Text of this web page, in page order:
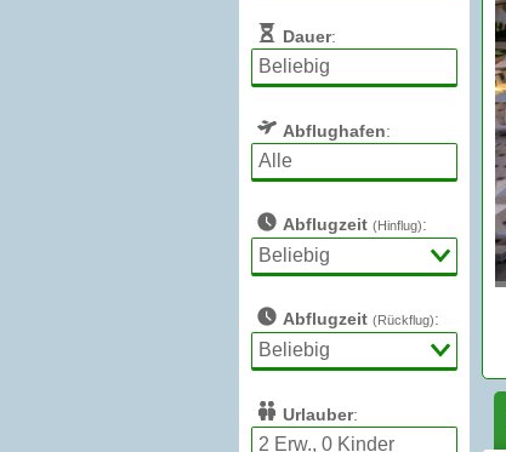
Dauer:
Abflughafen:
Abflugzeit (Hinflug):
Abflugzeit (Rückflug):
Urlauber: